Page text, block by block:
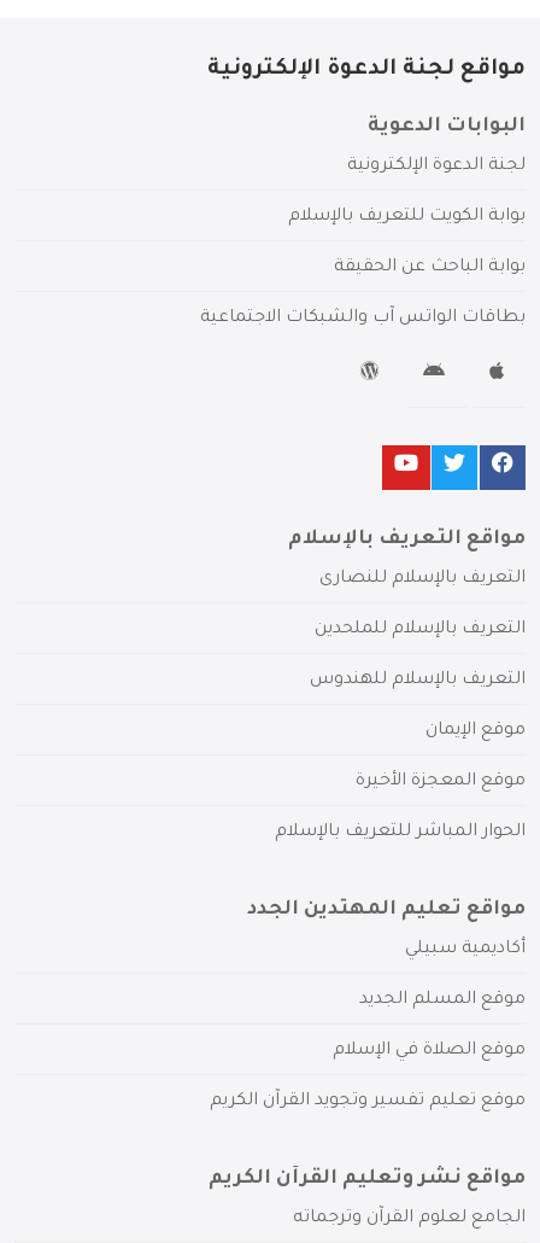
مواقع لجنة الدعوة الإلكترونية
البوابات الدعوية
لجنة الدعوة الإلكترونية
بوابة الكويت للتعريف بالإسلام
بوابة الباحث عن الحقيقة
بطاقات الواتس آب والشبكات الاجتماعية
مواقع التعريف بالإسلام
التعريف بالإسلام للنصارى
التعريف بالإسلام للملحدين
التعريف بالإسلام للهندوس
موقع الإيمان
موقع المعجزة الأخيرة
الحوار المباشر للتعريف بالإسلام
مواقع تعليم المهتدين الجدد
أكاديمية سبيلي
موقع المسلم الجديد
موقع الصلاة في الإسلام
موقع تعليم تفسير وتجويد القرآن الكريم
مواقع نشر وتعليم القرآن الكريم
الجامع لعلوم القرآن وترجماته